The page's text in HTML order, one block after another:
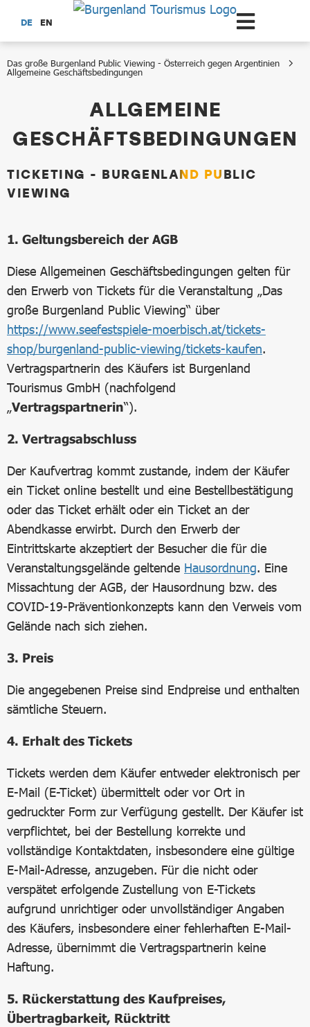
Zum Hauptinhalt springen
DE EN
Das große Burgenland Public Viewing - Österreich gegen Argentinien
Allgemeine Geschäftsbedingungen
Allgemeine Geschäftsbedingungen
ALLGEMEINE
GESCHÄFTSBEDINGUNGEN
TICKETING - BURGENLAND PUBLIC
VIEWING
1. Geltungsbereich der AGB
Diese Allgemeinen Geschäftsbedingungen gelten für
den Erwerb von Tickets für die Veranstaltung „Das
große Burgenland Public Viewing“ über
https://www.seefestspiele-moerbisch.at/tickets-
shop/burgenland-public-viewing/tickets-kaufen.
Vertragspartnerin des Käufers ist Burgenland
Tourismus GmbH (nachfolgend
„Vertragspartnerin“).
2. Vertragsabschluss
Der Kaufvertrag kommt zustande, indem der Käufer
ein Ticket online bestellt und eine Bestellbestätigung
oder das Ticket erhält oder ein Ticket an der
Abendkasse erwirbt. Durch den Erwerb der
Eintrittskarte akzeptiert der Besucher die für die
Veranstaltungsgelände geltende Hausordnung. Eine
Missachtung der AGB, der Hausordnung bzw. des
COVID-19-Präventionkonzepts kann den Verweis vom
Gelände nach sich ziehen.
3. Preis
Die angegebenen Preise sind Endpreise und enthalten
sämtliche Steuern.
4. Erhalt des Tickets
Tickets werden dem Käufer entweder elektronisch per
E-Mail (E-Ticket) übermittelt oder vor Ort in
gedruckter Form zur Verfügung gestellt. Der Käufer ist
verpflichtet, bei der Bestellung korrekte und
vollständige Kontaktdaten, insbesondere eine gültige
E-Mail-Adresse, anzugeben. Für die nicht oder
verspätet erfolgende Zustellung von E-Tickets
aufgrund unrichtiger oder unvollständiger Angaben
des Käufers, insbesondere einer fehlerhaften E-Mail-
Adresse, übernimmt die Vertragspartnerin keine
Haftung.
5. Rückerstattung des Kaufpreises,
Übertragbarkeit, Rücktritt